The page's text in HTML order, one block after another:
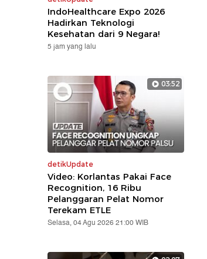
IndoHealthcare Expo 2026
Hadirkan Teknologi
Kesehatan dari 9 Negara!
5 jam yang lalu
03:52
detikUpdate
Video: Korlantas Pakai Face
Recognition, 16 Ribu
Pelanggaran Pelat Nomor
Terekam ETLE
Selasa, 04 Agu 2026 21:00 WIB